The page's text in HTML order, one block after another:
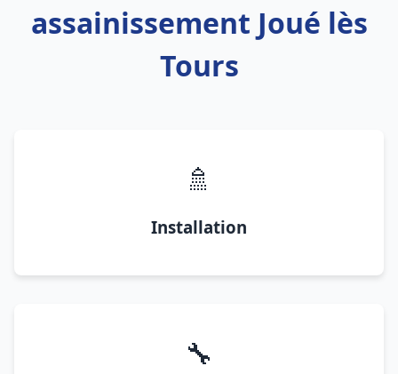
assainissement Joué lès
Tours
🚿
Installation
🔧